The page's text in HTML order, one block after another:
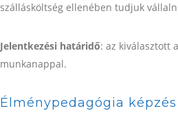
szállásköltség ellenében tudjuk
Jelentkezési határidő: az kiválasztott
munkanappal.
Élménypedagógia képzés